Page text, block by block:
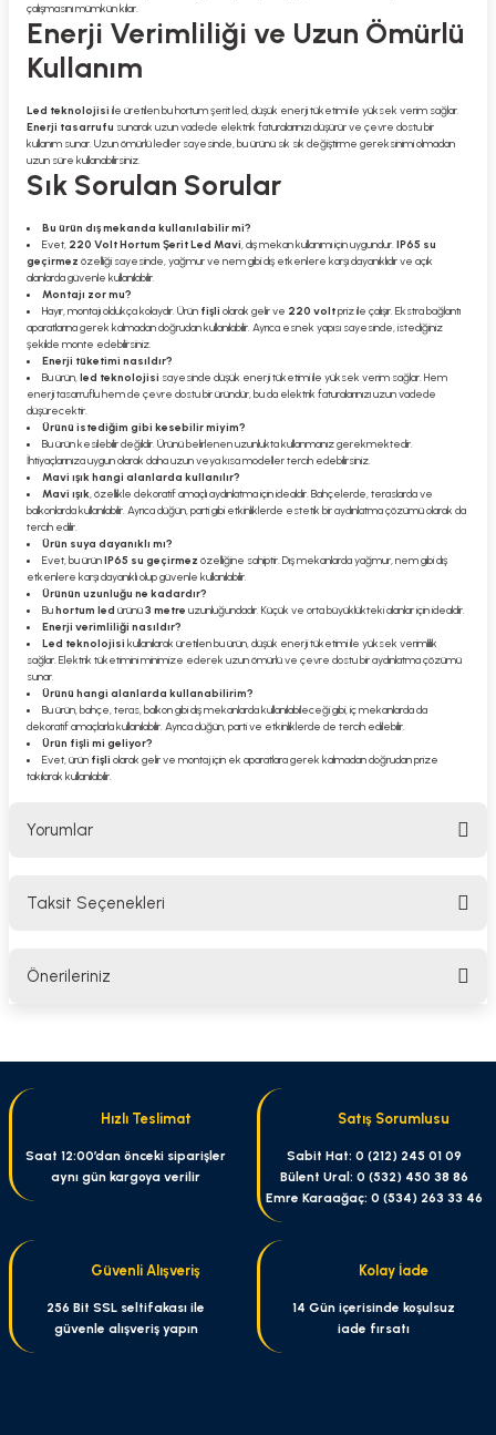
çalışmasını mümkün kılar.
Enerji Verimliliği ve Uzun Ömürlü
Kullanım
Led teknolojisi ile üretilen bu hortum şerit led, düşük enerji tüketimi ile yüksek verim sağlar.
Enerji tasarrufu sunarak uzun vadede elektrik faturalarınızı düşürür ve çevre dostu bir
kullanım sunar. Uzun ömürlü ledler sayesinde, bu ürünü sık sık değiştirme gereksinimi olmadan
uzun süre kullanabilirsiniz.
Sık Sorulan Sorular
Bu ürün dış mekanda kullanılabilir mi?
Evet, 220 Volt Hortum Şerit Led Mavi, dış mekan kullanımı için uygundur.IP65 su
geçirmez özelliği sayesinde, yağmur ve nem gibi dış etkenlere karşı dayanıklıdır ve açık
alanlarda güvenle kullanılabilir.
Montajı zor mu?
Hayır, montajı oldukça kolaydır. Ürün fişli olarak gelir ve 220 voltpriz ile çalışır. Ekstra bağlantı
aparatlarına gerek kalmadan doğrudan kullanılabilir. Ayrıca esnek yapısı sayesinde, istediğiniz
şekilde monte edebilirsiniz.
Enerji tüketimi nasıldır?
Bu ürün,led teknolojisi sayesinde düşük enerji tüketimi ile yüksek verim sağlar. Hem
enerji tasarruflu hem de çevre dostu bir üründür, bu da elektrik faturalarınızı uzun vadede
düşürecektir.
Ürünü istediğim gibi kesebilir miyim?
Bu ürün kesilebilir değildir. Ürünü belirlenen uzunlukta kullanmanız gerekmektedir.
İhtiyaçlarınıza uygun olarak daha uzun veya kısa modeller tercih edebilirsiniz.
Mavi ışık hangi alanlarda kullanılır?
Mavi ışık, özellikle dekoratif amaçlı aydınlatma için idealdir. Bahçelerde, teraslarda ve
balkonlarda kullanılabilir. Ayrıca düğün, parti gibi etkinliklerde estetik bir aydınlatma çözümü olarak da
tercih edilir.
Ürün suya dayanıklı mı?
Evet, bu ürünIP65 su geçirmez özelliğine sahiptir. Dış mekanlarda yağmur, nem gibi dış
etkenlere karşı dayanıklı olup güvenle kullanılabilir.
Ürünün uzunluğu ne kadardır?
Buhortum led ürünü3 metre uzunluğundadır. Küçük ve orta büyüklükteki alanlar için idealdir.
Enerji verimliliği nasıldır?
Led teknolojisi kullanılarak üretilen bu ürün, düşük enerji tüketimi ile yüksek verimlilik
sağlar. Elektrik tüketimini minimize ederek uzun ömürlü ve çevre dostu bir aydınlatma çözümü
sunar.
Ürünü hangi alanlarda kullanabilirim?
Bu ürün, bahçe, teras, balkon gibi dış mekanlarda kullanılabileceği gibi, iç mekanlarda da
dekoratif amaçlarla kullanılabilir. Ayrıca düğün, parti ve etkinliklerde de tercih edilebilir.
Ürün fişli mi geliyor?
Evet, ürün fişli olarak gelir ve montaj için ek aparatlara gerek kalmadan doğrudan prize
takılarak kullanılabilir.
Yorumlar
Taksit Seçenekleri
Önerileriniz
Görüş ve önerileriniz için teşekkür ederiz.
Ürün resmi kalitesiz, bozuk veya görüntülenemiyor.
Ürün açıklamasında eksik bilgiler bulunuyor.
Ürün fiyatı diğer sitelerden daha pahalı.
Bu ürüne benzer farklı alternatifler olmalı.
Hızlı Teslimat
Saat 12:00’dan önceki siparişler
aynı gün kargoya verilir
Satış Sorumlusu
Sabit Hat: 0 (212) 245 01 09
Bülent Ural: 0 (532) 450 38 86
Emre Karaağaç: 0 (534) 263 33 46
Güvenli Alışveriş
256 Bit SSL seltifakası ile
güvenle alışveriş yapın
Kolay İade
14 Gün içerisinde koşulsuz
iade fırsatı